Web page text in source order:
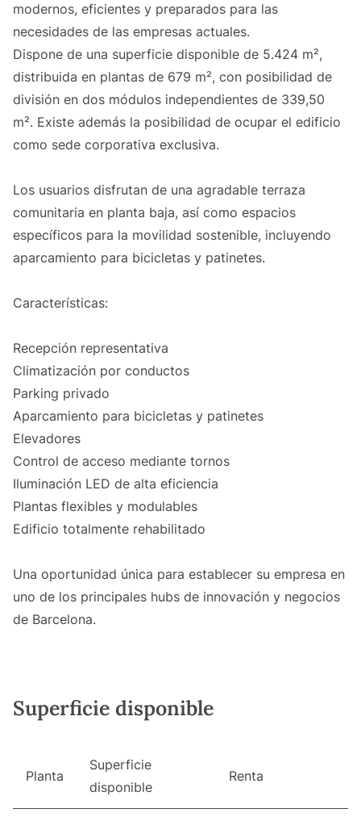
modernos, eficientes y preparados para las
necesidades de las empresas actuales.
Dispone de una superficie disponible de 5.424 m²,
distribuida en plantas de 679 m², con posibilidad de
división en dos módulos independientes de 339,50
m². Existe además la posibilidad de ocupar el edificio
como sede corporativa exclusiva.
Los usuarios disfrutan de una agradable terraza
comunitaria en planta baja, así como espacios
específicos para la movilidad sostenible, incluyendo
aparcamiento para bicicletas y patinetes.
Características:
Recepción representativa
Climatización por conductos
Parking privado
Aparcamiento para bicicletas y patinetes
Elevadores
Control de acceso mediante tornos
Iluminación LED de alta eficiencia
Plantas flexibles y modulables
Edificio totalmente rehabilitado
Una oportunidad única para establecer su empresa en
uno de los principales hubs de innovación y negocios
de Barcelona.
Superficie disponible
Planta
Superficie
disponible
Renta